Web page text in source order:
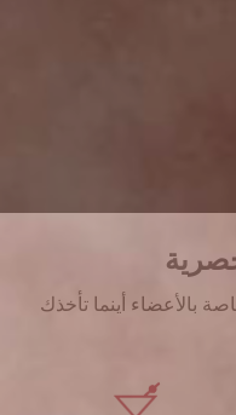
بالأعضاء أينما تأخذك